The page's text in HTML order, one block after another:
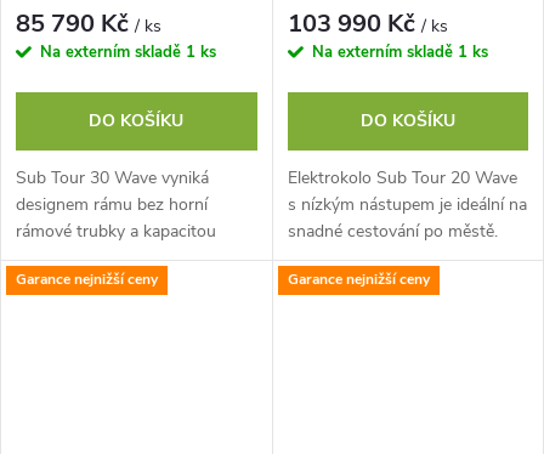
85 790 Kč/ ks
Na externím skladě 1 ks
DO KOŠÍKU
Sub Tour 30 Wave vyniká
designem rámu bez horní
rámové trubky a kapacitou
zvládnout všechno, počínaje
dojížděním do práce a konče
103 990 Kč/ ks
Na externím skladě 1 ks
DO KOŠÍKU
Elektrokolo Sub Tour 20 Wave
s nízkým nástupem je ideální na
snadné cestování po městě.
Díky univerzálnímu designu jde
nasedání a sesedání z kola
Garance nejnižší ceny Garance nejnižší ceny